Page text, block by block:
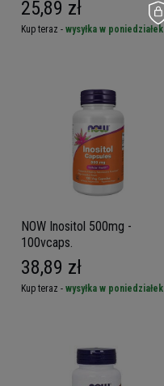
25,89 zł
Kup teraz - wysyłka w poniedziałek
NOW Inositol 500mg -
100vcaps.
38,89 zł
Kup teraz - wysyłka w poniedziałek